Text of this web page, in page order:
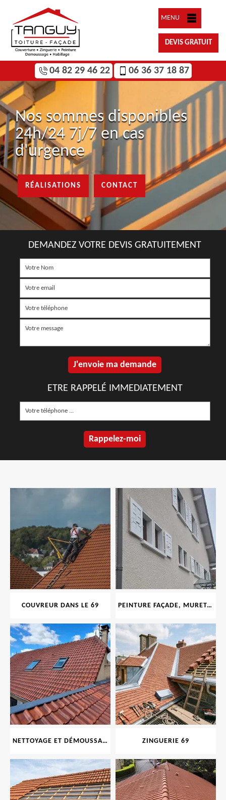
MENU
DEVIS GRATUIT
04 82 29 46 22 06 36 37 18 87
Nos sommes disponibles
24h/24 7j/7 en cas
d'urgence
RÉALISATIONS CONTACT
DEMANDEZ VOTRE DEVIS GRATUITEMENT
ETRE RAPPELÉ IMMEDIATEMENT
COUVREUR DANS LE 69 PEINTURE FAÇADE, MURET, TOITURE, BOISERIE, FERRONERIE, GOUTTIÈRE 69
NETTOYAGE ET DÉMOUSSAGE DE TOITURE ET FAÇADE 69 ZINGUERIE 69